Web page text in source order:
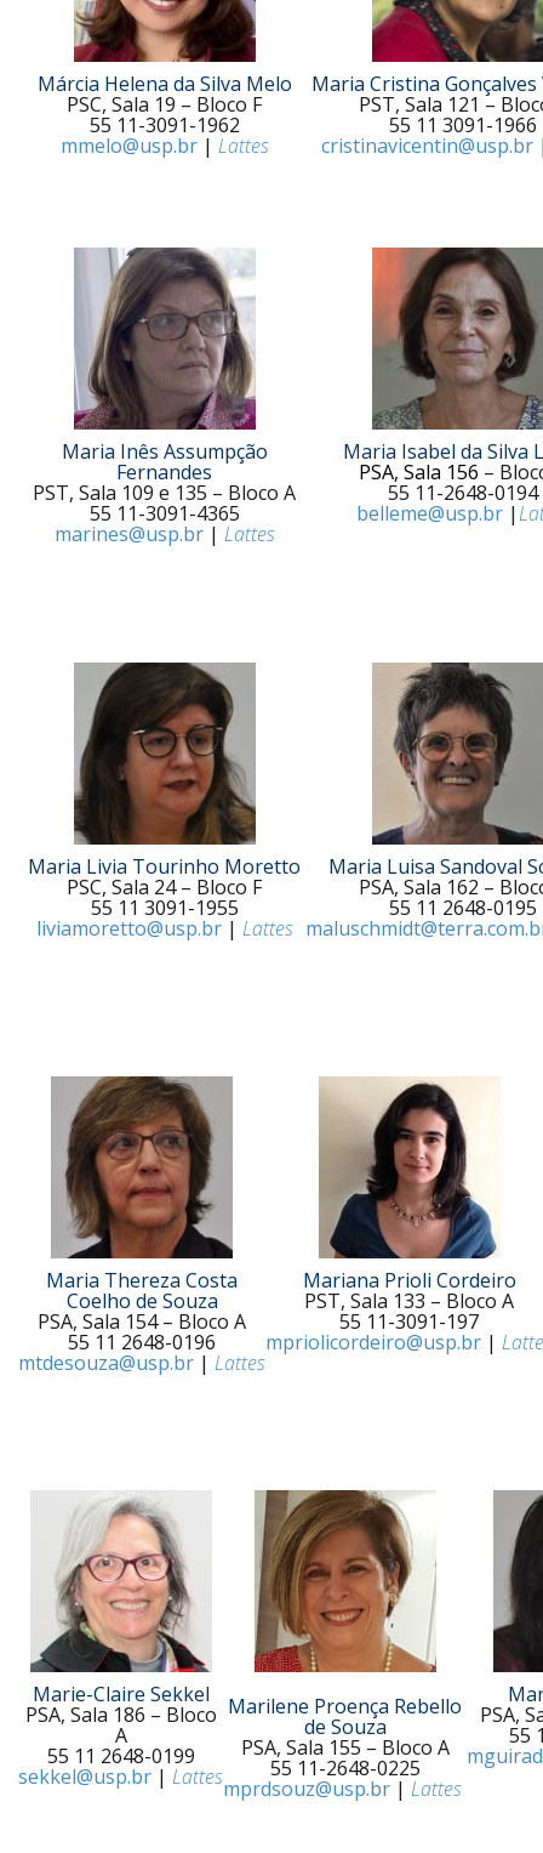
Márcia Helena da Silva Melo
PSC, Sala 19 – Bloco F
55 11-3091-1962
mmelo@usp.br| Lattes
Maria Cristina
PST, Sala 121 –
55 11 3091-1966
cristinavicentin@usp.br
Maria Inês Assumpção
Fernandes
PST, Sala 109 e 135 – Bloco A
55 11-3091-4365
marines@usp.br| Lattes
Maria Isabel da Silva
PSA, Sala 156 –
55 11-2648-0194
belleme@usp.br |
Maria Livia Tourinho Moretto
PSC, Sala 24 – Bloco F
55 11 3091-1955
liviamoretto@usp.br| Lattes
Maria Luisa Sandoval
PSA, Sala 162 –
55 11 2648-0195
Maria Thereza Costa
Coelho de Souza
PSA, Sala 154 – Bloco A
55 11 2648-0196
mtdesouza@usp.br | Lattes
Mariana Prioli Cordeiro
PST, Sala 133 – Bloco A
55 11-3091-197
mpriolicordeiro@usp.br |
Marie-Claire Sekkel
PSA, Sala 186 – Bloco
A
55 11 2648-0199
sekkel@usp.br | Lattes
Marilene Proença Rebello
de Souza
PSA, Sala 155 – Bloco A
55 11-2648-0225
mprdsouz@usp.br | Lattes
PSA,
55